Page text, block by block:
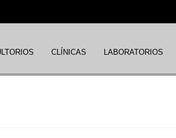
CLÍNICAS LABORATORIOS